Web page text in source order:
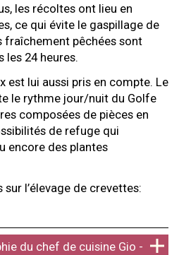
les récoltes ont lieu en
ce qui évite le gaspillage de
fraîchement pêchées sont
les 24 heures.
est lui aussi pris en compte. Le
le rythme jour/nuit du Golfe
composées de pièces en
de refuge qui
encore des plantes
l’élevage de crevettes:
du chef de cuisine Gio -